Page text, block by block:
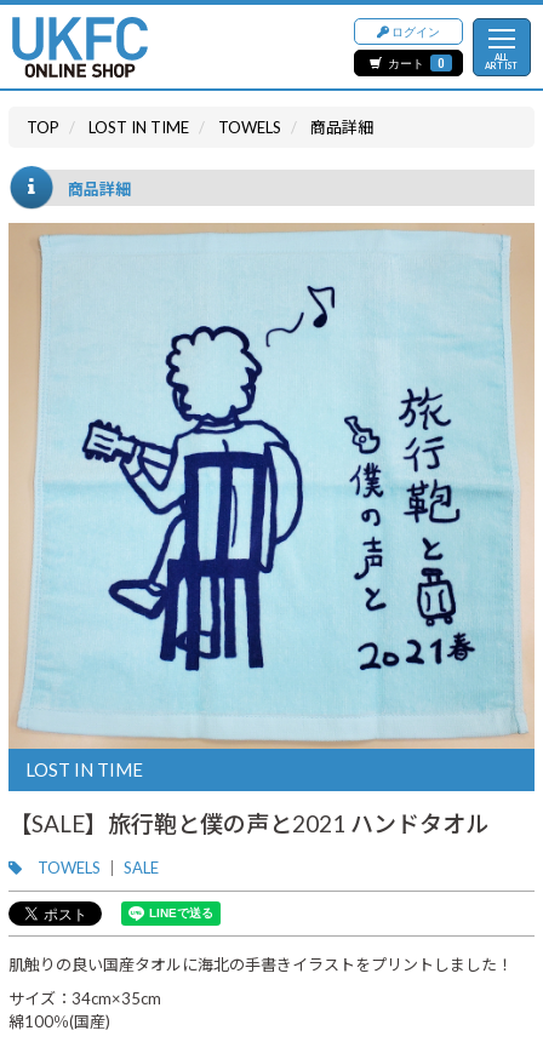
ログイン
カート
0
ALL
ARTIST
TOP LOST IN TIME TOWELS 商品詳細
商品詳細
LOST IN TIME
【SALE】旅行鞄と僕の声と2021 ハンドタオル
TOWELS SALE
肌触りの良い国産タオルに海北の手書きイラストをプリントしました！
サイズ：34cm×35cm
綿100％(国産)